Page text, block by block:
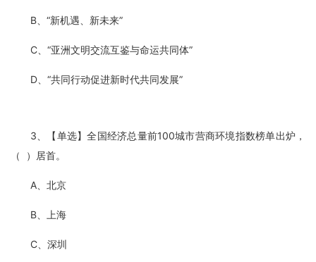
B、“新机遇、新未来”
C、“亚洲文明交流互鉴与命运共同体”
D、“共同行动促进新时代共同发展”
3、【单选】全国经济总量前100城市营商环境指数榜单出炉，
（ ）居首。
A、北京
B、上海
C、深圳